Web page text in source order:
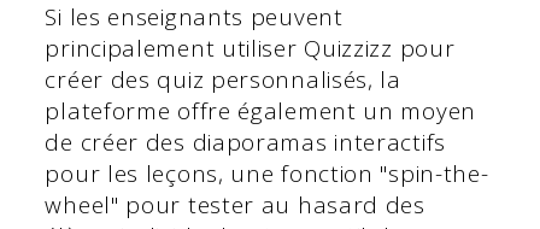
Si les enseignants peuvent
principalement utiliser Quizzizz pour
créer des quiz personnalisés, la
plateforme offre également un moyen
de créer des diaporamas interactifs
pour les leçons, une fonction "spin-the-
wheel" pour tester au hasard des